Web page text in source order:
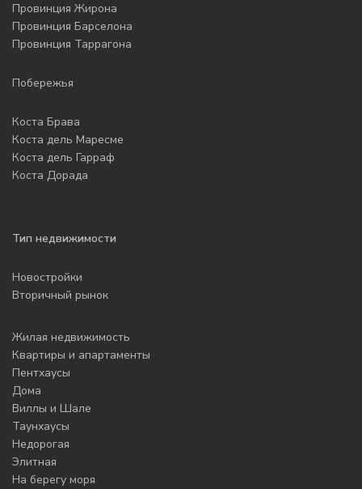
Провинция Жирона
Провинция Барселона
Провинция Таррагона
Побережья
Коста Брава
Коста дель Маресме
Коста дель Гарраф
Коста Дорада
Тип недвижимости
Новостройки
Вторичный рынок
Жилая недвижимость
Квартиры и апартаменты
Пентхаусы
Дома
Виллы и Шале
Таунхаусы
Недорогая
Элитная
На берегу моря